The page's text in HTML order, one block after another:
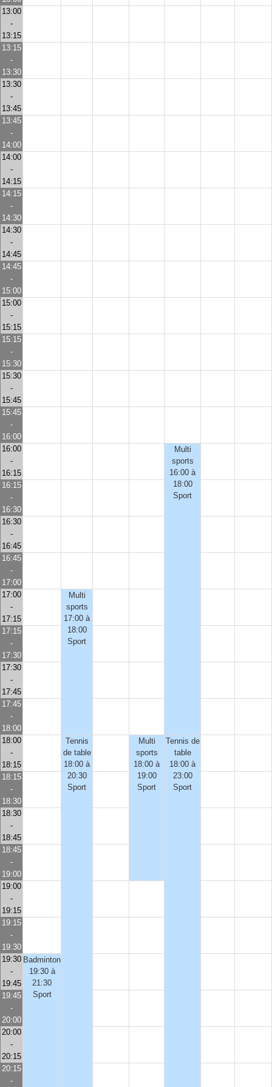
13:00
-
13:15
13:15
-
13:30
13:30
-
13:45
13:45
-
14:00
14:00
-
14:15
14:15
-
14:30
14:30
-
14:45
14:45
-
15:00
15:00
-
15:15
15:15
-
15:30
15:30
-
15:45
15:45
-
16:00
16:00
-
16:15
Multi
sports
16:00 à
18:00
Sport
16:15
-
16:30
16:30
-
16:45
16:45
-
17:00
17:00
-
17:15
Multi
sports
17:00 à
18:00
Sport
17:15
-
17:30
17:30
-
17:45
17:45
-
18:00
18:00
-
18:15
Tennis
de table
18:00 à
20:30
Sport
Multi
sports
18:00 à
19:00
Sport
Tennis de
table
18:00 à
23:00
Sport
18:15
-
18:30
18:30
-
18:45
18:45
-
19:00
19:00
-
19:15
19:15
-
19:30
19:30
-
19:45
Badminton
19:30 à
21:30
Sport
19:45
-
20:00
20:00
-
20:15
20:15
-